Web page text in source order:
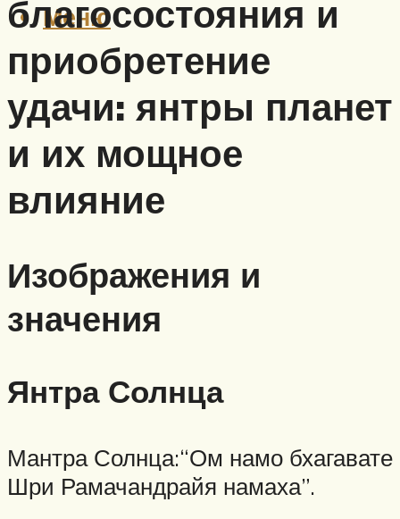
Меню
благосостояния и
приобретение
удачи: янтры планет
и их мощное
влияние
Изображения и
значения
Янтра Солнца
Мантра Солнца:“Ом намо бхагавате
Шри Рамачандрайя намаха”.